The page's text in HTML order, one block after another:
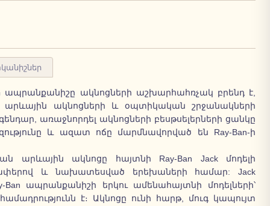
ապրանքանիշը ակնոցների աշխարհահռչակ բրենդ է,
արևային ակնոցների և օպտիկական շրջանակների
առաջնորդել ակնոցների բեսթսելերների ցանկը
և ազատ ոճը մարմնավորված են Ray-Ban-ի
արևային ակնոցը հայտնի Ray-Ban Jack մոդելի
և նախատեսված երեխաների համար: Jack
ապրանքանիշի երկու ամենահայտնի մոդելների՝
է։ Ակնոցը ունի հարթ, մուգ կապույտ